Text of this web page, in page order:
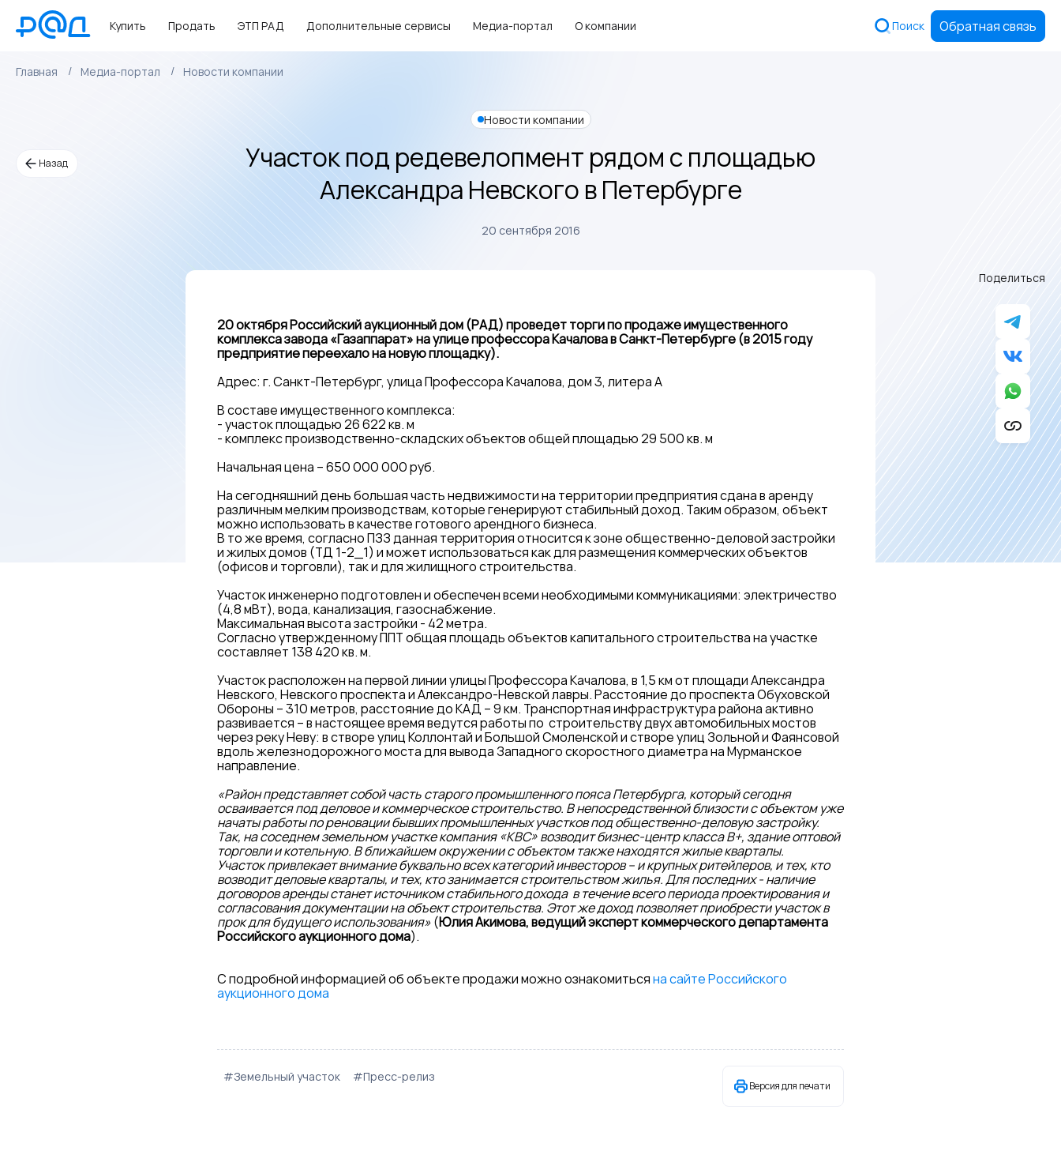
Купить Продать ЭТП РАД Дополнительные сервисы Медиа-портал О компании Поиск Обратная связь
Главная Медиа-портал Новости компании
Назад
Новости компании
Участок под редевелопмент рядом с площадью
Александра Невского в Петербурге
20 сентября 2016
20 октября Российский аукционный дом (РАД) проведет торги по продаже имущественного
комплекса завода «Газаппарат» на улице профессора Качалова в Санкт-Петербурге (в 2015 году
предприятие переехало на новую площадку).
Адрес: г. Санкт-Петербург, улица Профессора Качалова, дом 3, литера А
В составе имущественного комплекса:
- участок площадью 26 622 кв. м
- комплекс производственно-складских объектов общей площадью 29 500 кв. м
Начальная цена – 650 000 000 руб.
На сегодняшний день большая часть недвижимости на территории предприятия сдана в аренду
различным мелким производствам, которые генерируют стабильный доход. Таким образом, объект
можно использовать в качестве готового арендного бизнеса.
В то же время, согласно ПЗЗ данная территория относится к зоне общественно-деловой застройки
и жилых домов (ТД 1-2_1) и может использоваться как для размещения коммерческих объектов
(офисов и торговли), так и для жилищного строительства.
Участок инженерно подготовлен и обеспечен всеми необходимыми коммуникациями: электричество
(4,8 мВт), вода, канализация, газоснабжение.
Максимальная высота застройки - 42 метра.
Согласно утвержденному ППТ общая площадь объектов капитального строительства на участке
составляет 138 420 кв. м.
Участок расположен на первой линии улицы Профессора Качалова, в 1,5 км от площади Александра
Невского, Невского проспекта и Александро-Невской лавры. Расстояние до проспекта Обуховской
Обороны – 310 метров, расстояние до КАД – 9 км. Транспортная инфраструктура района активно
развивается – в настоящее время ведутся работы по строительству двух автомобильных мостов
через реку Неву: в створе улиц Коллонтай и Большой Смоленской и створе улиц Зольной и Фаянсовой
вдоль железнодорожного моста для вывода Западного скоростного диаметра на Мурманское
направление.
«Район представляет собой часть старого промышленного пояса Петербурга, который сегодня
осваивается под деловое и коммерческое строительство. В непосредственной близости с объектом уже
начаты работы по реновации бывших промышленных участков под общественно-деловую застройку.
Так, на соседнем земельном участке компания «КВС» возводит бизнес-центр класса B+, здание оптовой
торговли и котельную. В ближайшем окружении с объектом также находятся жилые кварталы.
Участок привлекает внимание буквально всех категорий инвесторов – и крупных ритейлеров, и тех, кто
возводит деловые кварталы, и тех, кто занимается строительством жилья. Для последних - наличие
договоров аренды станет источником стабильного дохода в течение всего периода проектирования и
согласования документации на объект строительства. Этот же доход позволяет приобрести участок в
прок для будущего использования»(Юлия Акимова, ведущий эксперт коммерческого департамента
Российского аукционного дома).
С подробной информацией об объекте продажи можно ознакомитьсяна сайте Российского
аукционного дома
#Земельный участок #Пресс-релиз
Версия для печати
Поделиться